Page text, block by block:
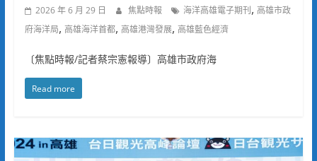
2026 年 6 月 29 日 焦點時報 海洋高雄電子期刊, 高雄市政
府海洋局, 高雄海洋首都, 高雄港灣發展, 高雄藍色經濟
〔焦點時報/記者蔡宗憲報導〕高雄市政府海
Read more